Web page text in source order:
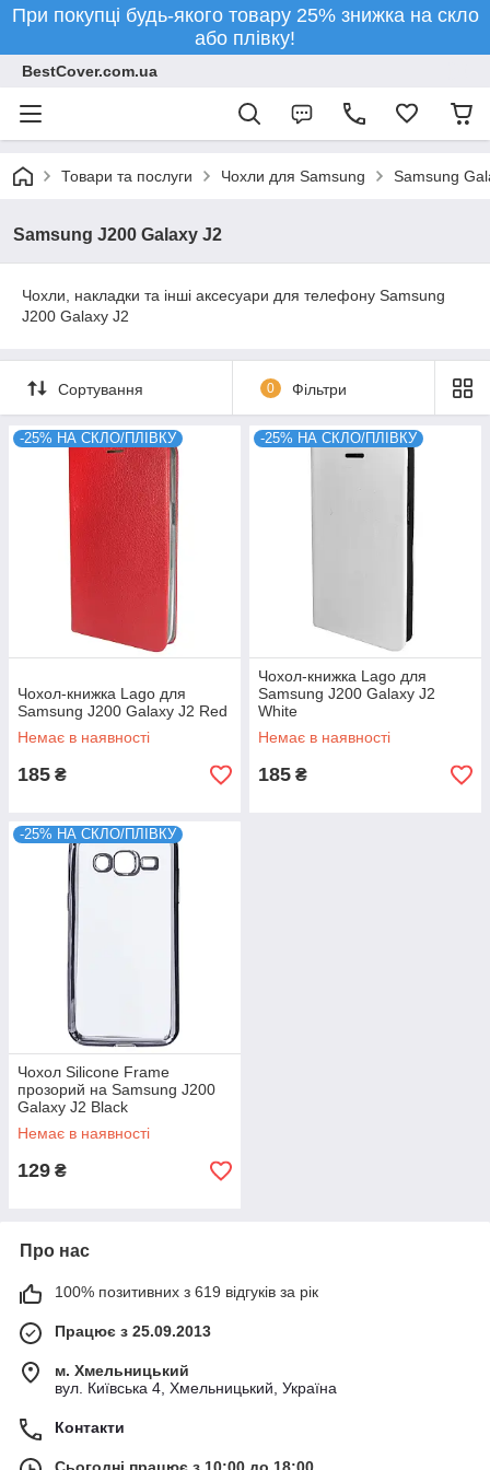
При покупці будь-якого товару 25% знижка на скло
або плівку!
BestCover.com.ua
Товари та послуги Чохли для Samsung Samsung
Samsung J200 Galaxy J2
Чохли, накладки та інші аксесуари для телефону Samsung
J200 Galaxy J2
Сортування 0 Фільтри
-25% НА СКЛО/ПЛІВКУ
Чохол-книжка Lago для
Samsung J200 Galaxy J2 Red
Немає в наявності
185 ₴
-25% НА СКЛО/ПЛІВКУ
Чохол-книжка Lago для
Samsung J200 Galaxy J2
White
Немає в наявності
185 ₴
-25% НА СКЛО/ПЛІВКУ
Чохол Silicone Frame
прозорий на Samsung J200
Galaxy J2 Black
Немає в наявності
129 ₴
Про нас
100% позитивних з 619 відгуків за рік
Працює з 25.09.2013
м. Хмельницький
вул. Київська 4, Хмельницький, Україна
Контакти